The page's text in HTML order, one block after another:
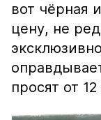
вот чёрная
цену, не
просят от